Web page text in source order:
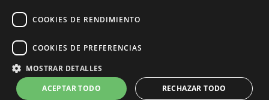
2020
2020
2020
COOKIES DE RENDIMIENTO
COOKIES DE PREFERENCIAS
MOSTRAR DETALLES
ACEPTAR TODO
RECHAZAR TODO